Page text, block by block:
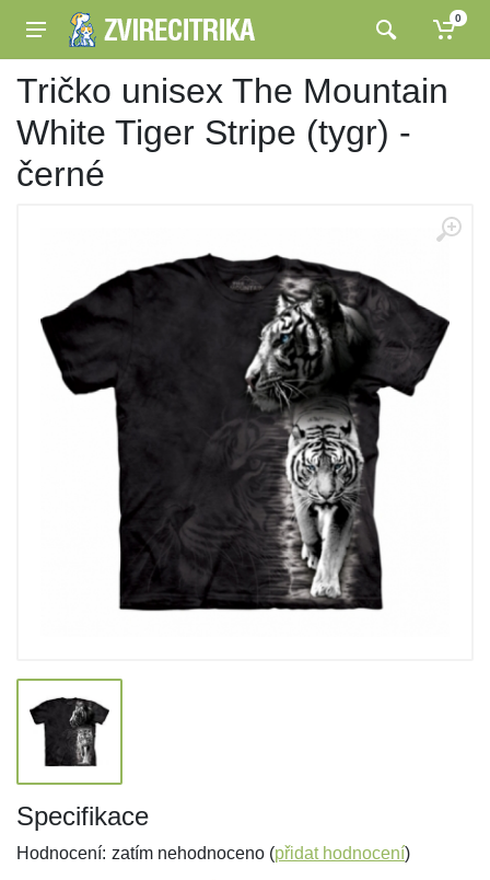
0
Tričko unisex The Mountain
White Tiger Stripe (tygr) -
černé
Specifikace
Hodnocení: zatím nehodnoceno (přidat hodnocení)